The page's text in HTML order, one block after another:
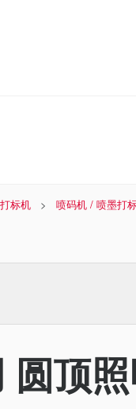
标机 喷码机 / 喷墨打
圆顶